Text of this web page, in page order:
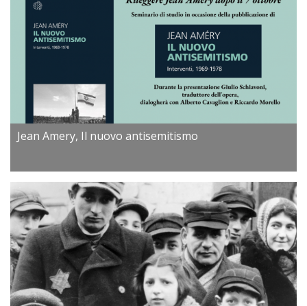
Jean Amery, Il nuovo antisemitismo